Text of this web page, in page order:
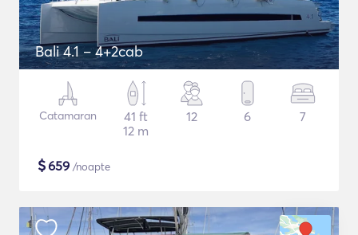
Bali 4.1 – 4+2cab
Catamaran
41 ft
12 m
12 6 7
$659 /noapte